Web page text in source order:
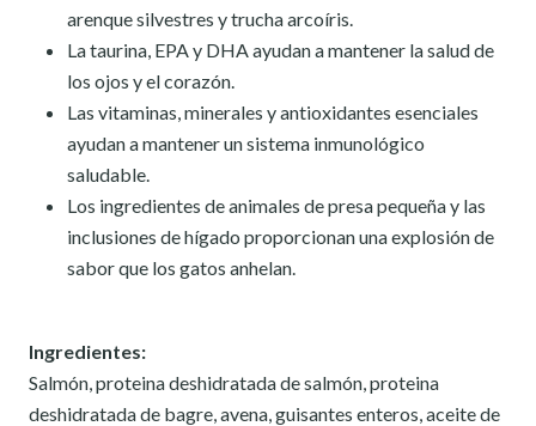
arenque silvestres y trucha arcoíris.
La taurina, EPA y DHA ayudan a mantener la salud de
los ojos y el corazón.
Las vitaminas, minerales y antioxidantes esenciales
ayudan a mantener un sistema inmunológico
saludable.
Los ingredientes de animales de presa pequeña y las
inclusiones de hígado proporcionan una explosión de
sabor que los gatos anhelan.
Ingredientes:
Salmón, proteina deshidratada de salmón, proteina
deshidratada de bagre, avena, guisantes enteros, aceite de